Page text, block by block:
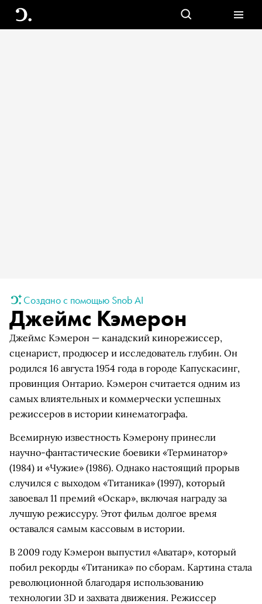
Создано с помощью Snob AI
Джеймс Кэмерон
Джеймс Кэмерон — канадский кинорежиссер,
сценарист, продюсер и исследователь глубин. Он
родился 16 августа 1954 года в городе Капускасинг,
провинция Онтарио. Кэмерон считается одним из
самых влиятельных и коммерчески успешных
режиссеров в истории кинематографа.
Всемирную известность Кэмерону принесли
научно-фантастические боевики «Терминатор»
(1984) и «Чужие» (1986). Однако настоящий прорыв
случился с выходом «Титаника» (1997), который
завоевал 11 премий «Оскар», включая награду за
лучшую режиссуру. Этот фильм долгое время
оставался самым кассовым в истории.
В 2009 году Кэмерон выпустил «Аватар», который
побил рекорды «Титаника» по сборам. Картина стала
революционной благодаря использованию
технологии 3D и захвата движения. Режиссер